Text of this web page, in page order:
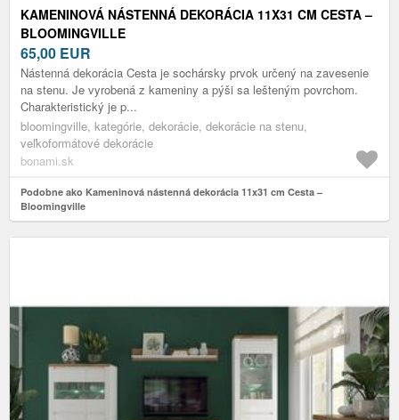
KAMENINOVÁ NÁSTENNÁ DEKORÁCIA 11X31 CM CESTA –
BLOOMINGVILLE
65,00 EUR
Nástenná dekorácia Cesta je sochársky prvok určený na zavesenie
na stenu. Je vyrobená z kameniny a pýši sa lešteným povrchom.
Charakteristický je p...
bloomingville, kategórie, dekorácie, dekorácie na stenu,
veľkoformátové dekorácie
bonami.sk
Podobne ako Kameninová nástenná dekorácia 11x31 cm Cesta –
Bloomingville